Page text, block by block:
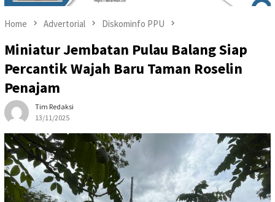
Home Advertorial Diskominfo PPU
Miniatur Jembatan Pulau Balang Siap
Percantik Wajah Baru Taman Roselin
Penajam
Tim Redaksi
13/11/2025